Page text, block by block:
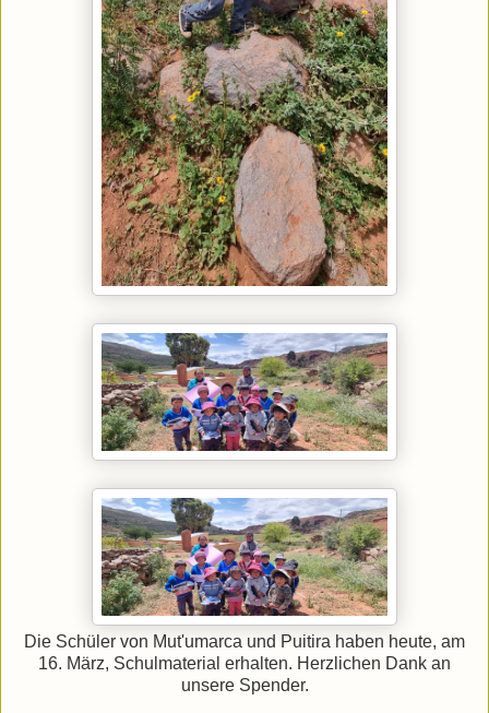
Die Schüler von Mut'umarca und Puitira haben heute, am
16. März, Schulmaterial erhalten. Herzlichen Dank an
unsere Spender.